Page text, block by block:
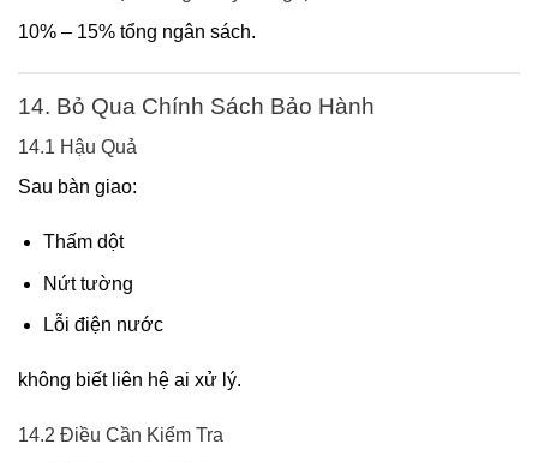
10% – 15% tổng ngân sách.
14. Bỏ Qua Chính Sách Bảo Hành
14.1 Hậu Quả
Sau bàn giao:
Thấm dột
Nứt tường
Lỗi điện nước
không biết liên hệ ai xử lý.
14.2 Điều Cần Kiểm Tra